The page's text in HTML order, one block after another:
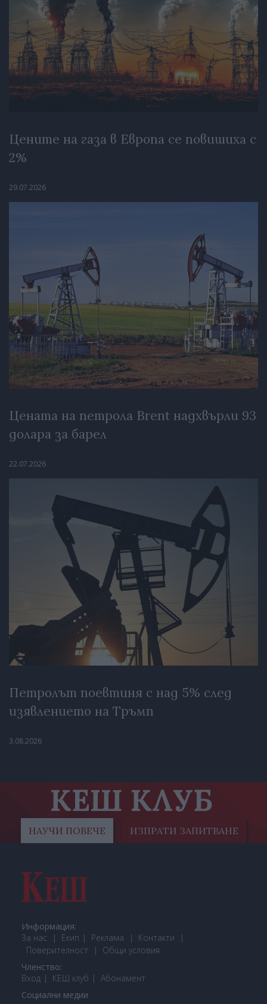
Цените на газа в Европа се повишиха с
2%
29.07.2026
Цената на петрола Brent надхвърли 93
долара за барел
22.07.2026
Петролът поевтиня с над 5% след
изявлението на Тръмп
3.08.2026
КЕШ КЛУБ
НАУЧИ ПОВЕЧЕ ИЗПРАТИ ЗАПИТВАНЕ
Информация:
За нас
Екип Реклама
Контакти
Поверителност
Общи условия
Членство:
Вход
КЕШ клуб Абонамент
Социални медии